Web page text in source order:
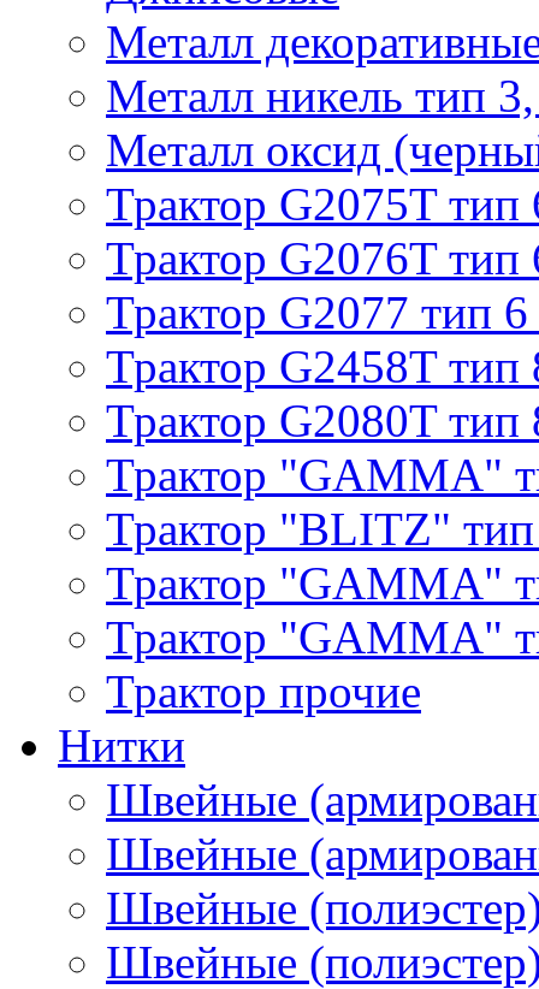
Металл
Металл никель тип
Металл оксид
Трактор G2075T тип
Трактор G2076T тип
Трактор G2077 тип 6
Трактор G2458T тип
Трактор G2080T тип
Трактор "GAMMA"
Трактор "BLITZ"
Трактор "GAMMA"
Трактор "GAMMA"
Трактор прочие
Нитки
Швейные
Швейные
Швейные
Швейные